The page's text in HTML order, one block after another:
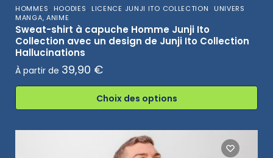
HOMMES, HOODIES, LICENCE JUNJI ITO COLLECTION, UNIVERS
MANGA, ANIME
Sweat-shirt à capuche Homme Junji Ito
Collection avec un design de Junji Ito Collection
Hallucinations
À partir de 39,90 €
Choix des options